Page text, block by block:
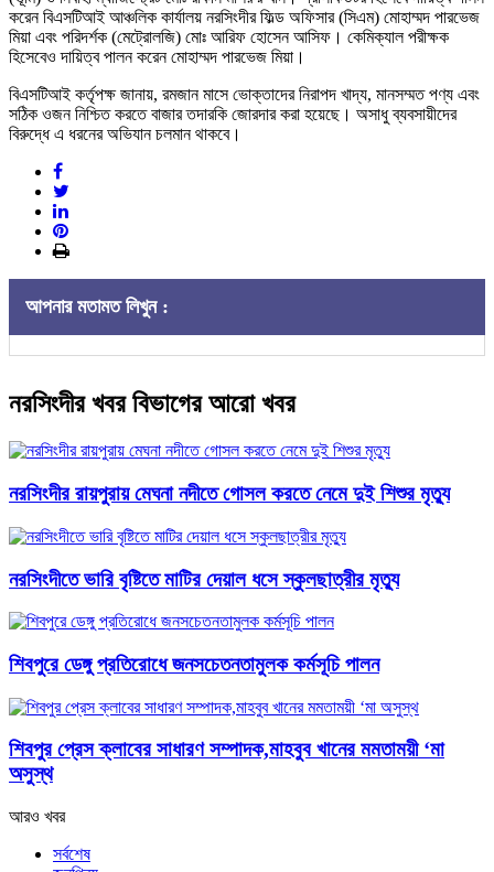
করেন বিএসটিআই আঞ্চলিক কার্যালয় নরসিংদীর ফিল্ড অফিসার (সিএম) মোহাম্মদ পারভেজ
মিয়া এবং পরিদর্শক (মেট্রোলজি) মোঃ আরিফ হোসেন আসিফ। কেমিক্যাল পরীক্ষক
হিসেবেও দায়িত্ব পালন করেন মোহাম্মদ পারভেজ মিয়া।
বিএসটিআই কর্তৃপক্ষ জানায়, রমজান মাসে ভোক্তাদের নিরাপদ খাদ্য, মানসম্মত পণ্য এবং
সঠিক ওজন নিশ্চিত করতে বাজার তদারকি জোরদার করা হয়েছে। অসাধু ব্যবসায়ীদের
বিরুদ্ধে এ ধরনের অভিযান চলমান থাকবে।
আপনার মতামত লিখুন :
নরসিংদীর খবর বিভাগের আরো খবর
নরসিংদীর রায়পুরায় মেঘনা নদীতে গোসল করতে নেমে দুই শিশুর মৃত্যু
নরসিংদীতে ভারি বৃষ্টিতে মাটির দেয়াল ধসে স্কুলছাত্রীর মৃত্যু
শিবপুরে ডেঙ্গু প্রতিরোধে জনসচেতনতামুলক কর্মসূচি পালন
শিবপুর প্রেস ক্লাবের সাধারণ সম্পাদক,মাহবুব খানের মমতাময়ী ‘মা
অসুস্থ
আরও খবর
সর্বশেষ